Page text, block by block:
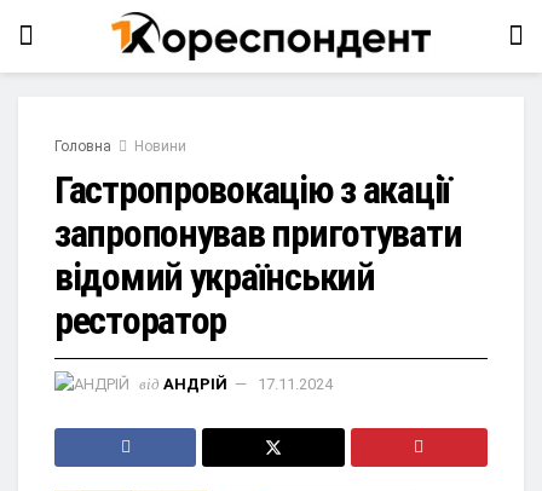
Головна Новини
Гастропровокацію з акації
запропонував приготувати
відомий український
ресторатор
від АНДРІЙ 17.11.2024